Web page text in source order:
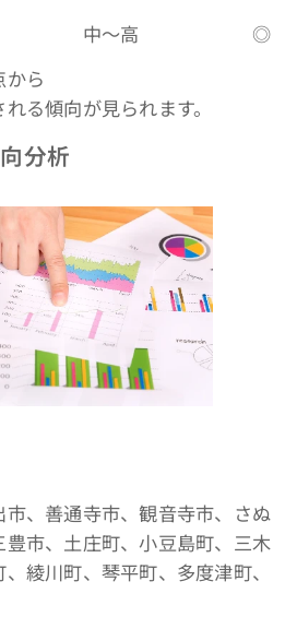
高 中～高 ◎
から
る傾向が見られます。
分析
、善通寺市、観音寺市、さぬ
市、土庄町、小豆島町、三木
綾川町、琴平町、多度津町、